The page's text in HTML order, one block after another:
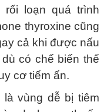
loạn quá trình
thyroxine cũng
cả khi được nấu
có chế biến thế
cơ tiểm ẩn.
vùng dễ bị tiêm